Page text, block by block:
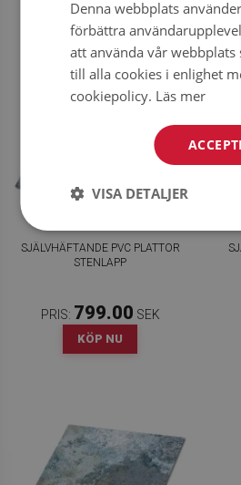
SJÄLVHÄFTANDE PVC PLATTOR
STENLAPP
PRIS: 799.00 SEK
KÖP NU
Denna webbplats
förbättra
att använda vår webbplats
till alla cookies i enlighet
cookiepolicy. Läs mer
VISA DETALJER